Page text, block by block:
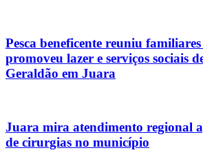
Pesca beneficente reuniu familiares
promoveu lazer e serviços sociais
Geraldão em Juara
Juara mira atendimento regional
de cirurgias no município